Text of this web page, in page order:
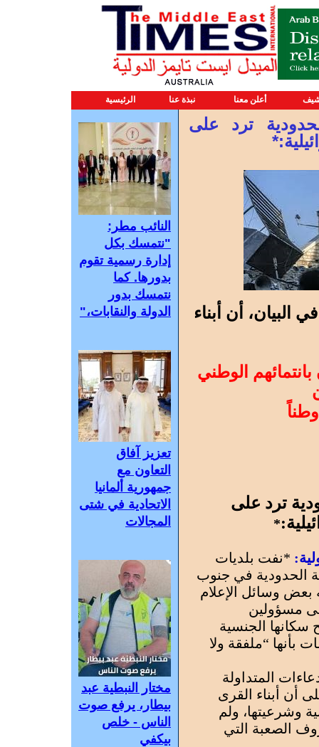
أعلن معنا نبذة عنا الرئيسية
ترد على
البيان، أن أبناء
الوطني
ترد على
*
*نفت بلديات
الحدودية في جنوب
بعض وسائل الإعلام
مسؤولين
الجنسية
بأنها “ملفقة ولا
المتداولة
أن أبناء القرى
وشرعيتها، ولم
الصعبة التي
النائب مطر:
"نتمسك بكل
إدارة رسمية تقوم
بدورها. كما
نتمسك بدور
الدولة والنقابات،"
تعزيز آفاق
التعاون مع
جمهورية ألمانيا
الاتحادية في شتى
المجالات
مختار النبطية عبد
بيطار، يرفع صوت
الناس - خلص
بيكفي